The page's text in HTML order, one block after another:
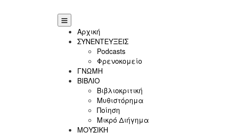
Αρχική
ΣΥΝΕΝΤΕΥΞΕΙΣ
Podcasts
Φρενοκομείο
ΓΝΩΜΗ
ΒΙΒΛΙΟ
Βιβλιοκριτική
Μυθιστόρημα
Ποίηση
Μικρό Διήγημα
ΜΟΥΣΙΚΗ